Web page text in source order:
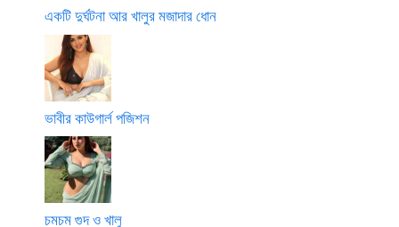
একটি দুর্ঘটনা আর খালুর মজাদার ধোন
ভাবীর কাউগার্ল পজিশন
চমচম গুদ ও খালু